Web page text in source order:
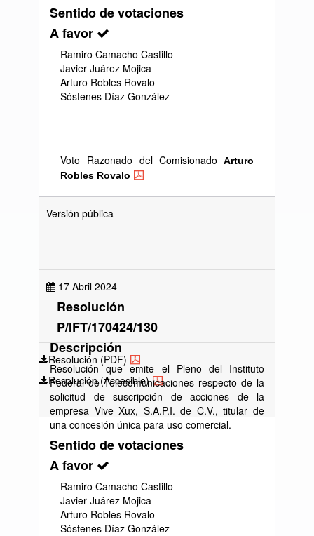
Sentido de votaciones
A favor
Ramiro Camacho Castillo
Javier Juárez Mojica
Arturo Robles Rovalo
Sóstenes Díaz González
Voto Razonado del Comisionado Arturo
Robles Rovalo
Versión pública
17 Abril 2024
Resolución (PDF)
Resolución (Accesible)
Resolución
P/IFT/170424/130
Descripción
Resolución que emite el Pleno del Instituto
Federal de Telecomunicaciones respecto de la
solicitud de suscripción de acciones de la
empresa Vive Xux, S.A.P.I. de C.V., titular de
una concesión única para uso comercial.
Sentido de votaciones
A favor
Ramiro Camacho Castillo
Javier Juárez Mojica
Arturo Robles Rovalo
Sóstenes Díaz González